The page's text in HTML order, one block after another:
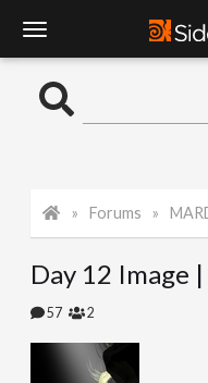
o
l
Forums MARDINI
Day 12 Image
57 2